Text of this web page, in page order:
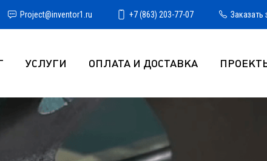
Project@inventor1.ru +7 (863) 203-77-07 Заказать
УСЛУГИ ОПЛАТА И ДОСТАВКА